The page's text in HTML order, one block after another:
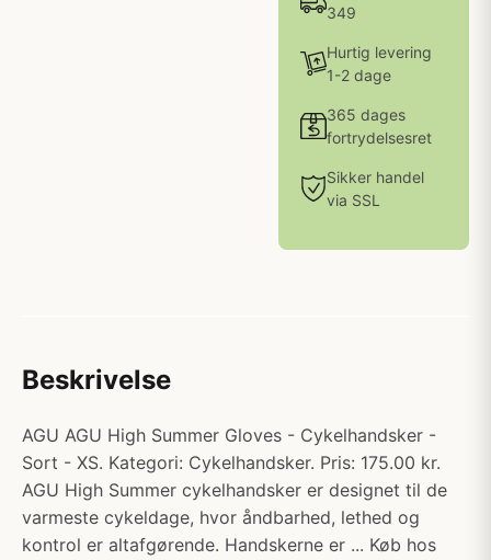
349
Hurtig levering
1-2 dage
365 dages
fortrydelsesret
Sikker handel
via SSL
Beskrivelse
AGU AGU High Summer Gloves - Cykelhandsker -
Sort - XS. Kategori: Cykelhandsker. Pris: 175.00 kr.
AGU High Summer cykelhandsker er designet til de
varmeste cykeldage, hvor åndbarhed, lethed og
kontrol er altafgørende. Handskerne er ... Køb hos